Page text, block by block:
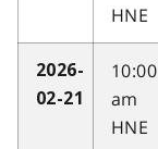
HNE
2026-
02-21
10:00
am
HNE